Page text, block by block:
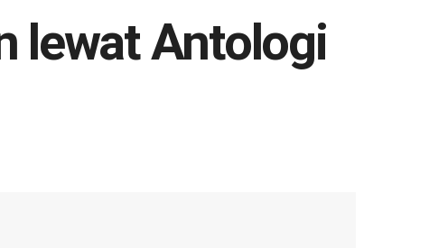
lewat Antologi